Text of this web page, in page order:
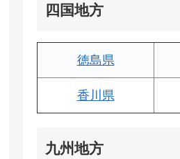
四国地方
徳島県
香川県
九州地方